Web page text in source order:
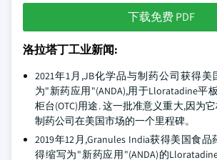
下载免费 PDF
洛拉塔丁工业新闻:
2021年1月,JB化学品与制药公司获得美
为"新药应用"(ANDA),用于Lloratadine平
柜台(OTC)用途. 这一批准意义重大,因为
制药公司在美国市场的一个里程碑。
2019年12月,Granules India获得美国食
得缩写为"新药应用"(ANDA)的